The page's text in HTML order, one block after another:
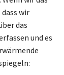
wir
das
und es